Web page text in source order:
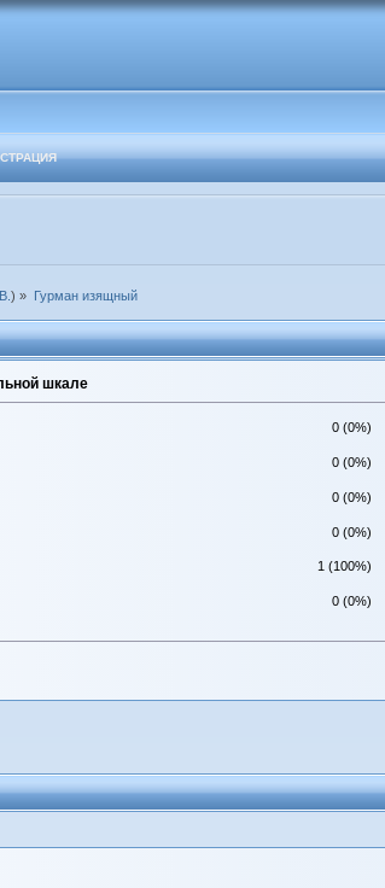
) » Гурман изящный
шкале
0 (0%)
0 (0%)
0 (0%)
0 (0%)
1 (100%)
0 (0%)